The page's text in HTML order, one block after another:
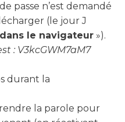
passe n’est demandé
(le jour J
le navigateur »).
: V3kcGWM7aM7
durant la
la parole pour